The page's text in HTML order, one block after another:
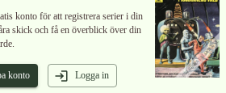
konto för att registrera serier i din
skick och få en överblick över din
konto Logga in